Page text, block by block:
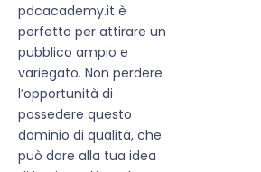
pdcacademy.it è
perfetto per attirare un
pubblico ampio e
variegato. Non perdere
l’opportunità di
possedere questo
dominio di qualità, che
può dare alla tua idea